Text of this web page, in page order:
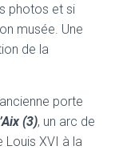
photos et si
musée. Une
de la
porte
(3), un arc de
Louis XVI à la